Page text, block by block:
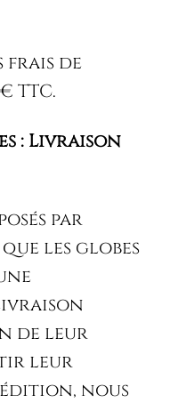
frais de
TTC.
: Livraison
par
les globes
de leur
leur
nous